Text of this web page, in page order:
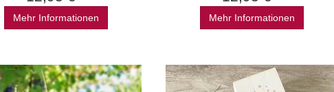
Mehr Informationen Mehr Informationen